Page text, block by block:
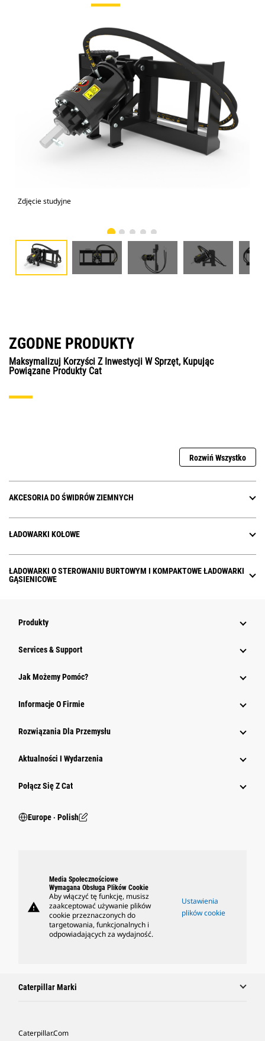
Zdjęcie studyjne
ZGODNE PRODUKTY
Maksymalizuj Korzyści Z Inwestycji W Sprzęt, Kupując
Powiązane Produkty Cat
Rozwiń Wszystko
AKCESORIA DO ŚWIDRÓW ZIEMNYCH
ŁADOWARKI KOŁOWE
ŁADOWARKI O STEROWANIU BURTOWYM I KOMPAKTOWE ŁADOWARKI
GĄSIENICOWE
Produkty
Services & Support
Jak Możemy Pomóc?
Informacje O Firmie
Rozwiązania Dla Przemysłu
Aktualności I Wydarzenia
Połącz Się Z Cat
Europe ‧ Polish
warning
Media Społecznościowe
Wymagana Obsługa Plików Cookie
Aby włączyć tę funkcję, musisz
zaakceptować używanie plików
cookie przeznaczonych do
targetowania, funkcjonalnych i
odpowiadających za wydajność.
Ustawienia
plików cookie
Caterpillar Marki
Caterpillar.com